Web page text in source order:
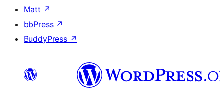
Matt ↗
bbPress ↗
BuddyPress ↗